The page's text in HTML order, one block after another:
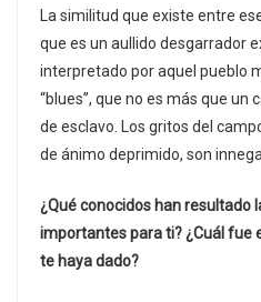
La similitud que existe entre
que es un aullido desgarrador
interpretado por aquel pueblo
“blues”, que no es más que un
de esclavo. Los gritos del
de ánimo deprimido, son
¿Qué conocidos han resultado
importantes para ti? ¿Cuál fue
te haya dado?